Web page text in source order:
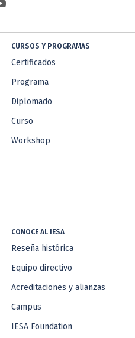
CURSOS Y PROGRAMAS
Certificados
Programa
Diplomado
Curso
Workshop
CONOCE AL IESA
Reseña histórica
Equipo directivo
Acreditaciones y alianzas
Campus
IESA Foundation